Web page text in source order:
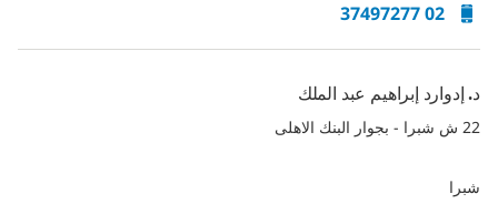
02 37497277
د. إدوارد إبراهيم عبد الملك
22 ش شبرا - بجوار البنك الاهلى
شبرا